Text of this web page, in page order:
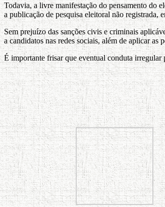
Todavia, a livre manifestação do pensamento do
a publicação de pesquisa eleitoral não registrada,
Sem prejuízo das sanções civis e criminais
a candidatos nas redes sociais, além de aplicar as
É importante frisar que eventual conduta irregular